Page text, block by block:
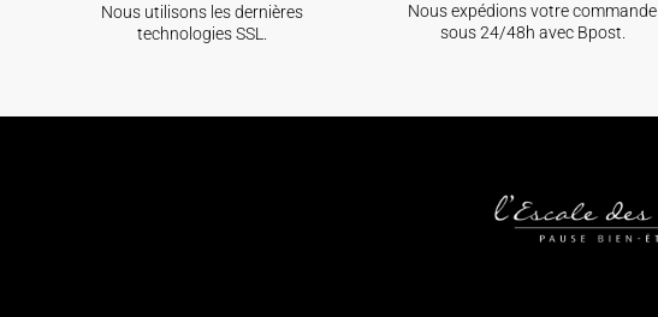
Nous utilisons les dernières
technologies SSL.
Nous expédions votre commande
sous 24/48h avec Bpost.